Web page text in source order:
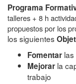
Programa
talleres + 8 h
propuestos por los
los siguientes
Fomentar
Mejorar la
trabajo